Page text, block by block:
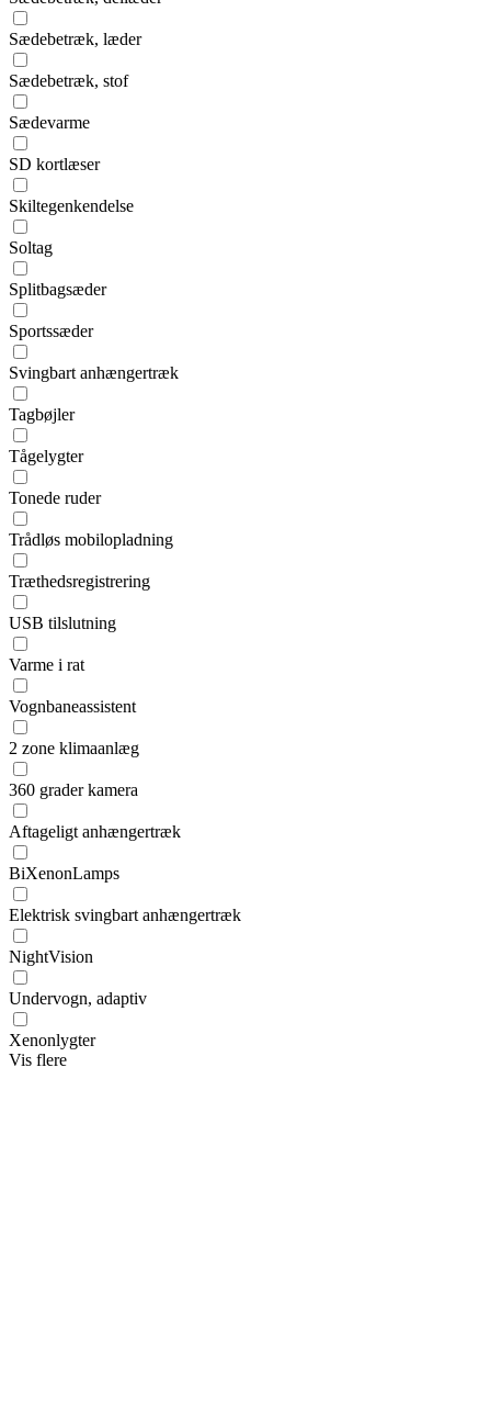
Sædebetræk, læder
Sædebetræk, stof
Sædevarme
SD kortlæser
Skiltegenkendelse
Soltag
Splitbagsæder
Sportssæder
Svingbart anhængertræk
Tagbøjler
Tågelygter
Tonede ruder
Trådløs mobilopladning
Træthedsregistrering
USB tilslutning
Varme i rat
Vognbaneassistent
2 zone klimaanlæg
360 grader kamera
Aftageligt anhængertræk
BiXenonLamps
Elektrisk svingbart anhængertræk
NightVision
Undervogn, adaptiv
Xenonlygter
Vis flere